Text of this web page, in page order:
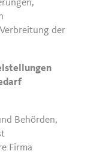
der
Behörden,
Firma